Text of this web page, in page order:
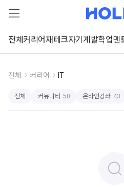
전체 커리어재테크자기계발학업멘
전체 커리어 IT
전체 커뮤니티 50 온라인강좌 43